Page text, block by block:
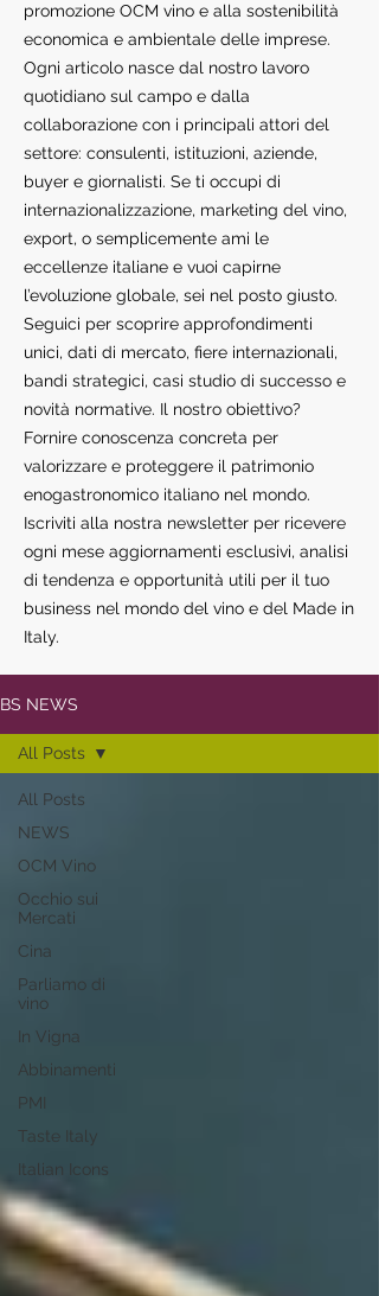
promozione OCM vino e alla sostenibilità
economica e ambientale delle imprese.
Ogni articolo nasce dal nostro lavoro
quotidiano sul campo e dalla
collaborazione con i principali attori del
settore: consulenti, istituzioni, aziende,
buyer e giornalisti. Se ti occupi di
internazionalizzazione, marketing del vino,
export, o semplicemente ami le
eccellenze italiane e vuoi capirne
l’evoluzione globale, sei nel posto giusto.
Seguici per scoprire approfondimenti
unici, dati di mercato, fiere internazionali,
bandi strategici, casi studio di successo e
novità normative. Il nostro obiettivo?
Fornire conoscenza concreta per
valorizzare e proteggere il patrimonio
enogastronomico italiano nel mondo.
Iscriviti alla nostra newsletter per ricevere
ogni mese aggiornamenti esclusivi, analisi
di tendenza e opportunità utili per il tuo
business nel mondo del vino e del Made in
Italy.
BS NEWS
All Posts
NEWS
OCM Vino
Occhio sui
Mercati
Cina
Parliamo di
vino
In Vigna
Abbinamenti
PMI
Taste Italy
Italian Icons
All Posts